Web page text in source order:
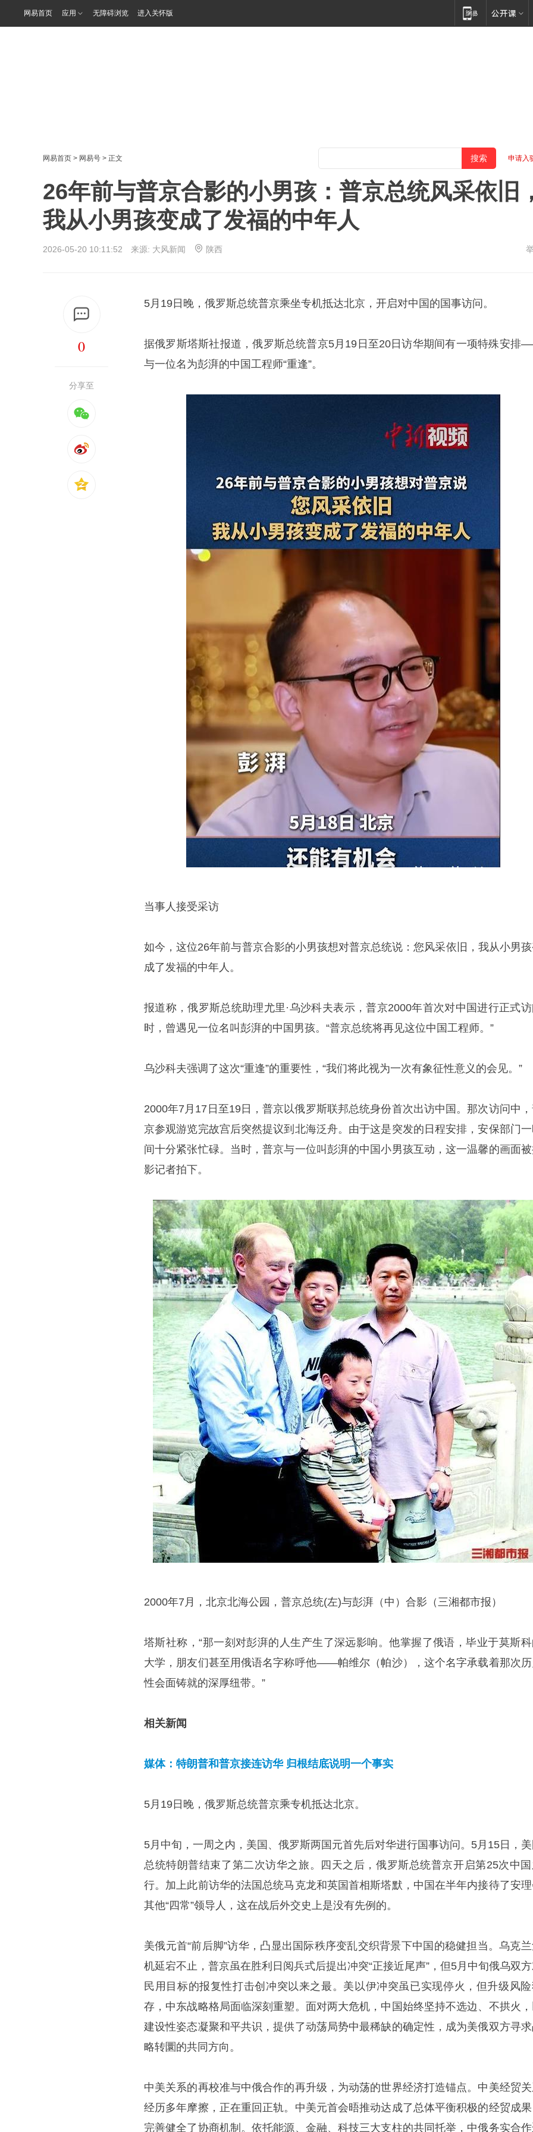
网易首页 应用 无障碍浏览 进入关怀版
网易首页 > 网易号 > 正文 申请入
26年前与普京合影的小男孩：普京总统风采依旧，
我从小男孩变成了发福的中年人
2026-05-20 10:11:52 来源: 大风新闻 陕西
0
分享至
5月19日晚，俄罗斯总统普京乘坐专机抵达北京，开启对中国的国事访问。
据俄罗斯塔斯社报道，俄罗斯总统普京5月19日至20日访华期间有一项特殊安排
与一位名为彭湃的中国工程师“重逢”。
当事人接受采访
如今，这位26年前与普京合影的小男孩想对普京总统说：您风采依旧，我从小男
成了发福的中年人。
报道称，俄罗斯总统助理尤里·乌沙科夫表示，普京2000年首次对中国进行正式访
时，曾遇见一位名叫彭湃的中国男孩。“普京总统将再见这位中国工程师。”
乌沙科夫强调了这次“重逢”的重要性，“我们将此视为一次有象征性意义的会见。”
2000年7月17日至19日，普京以俄罗斯联邦总统身份首次出访中国。那次访问中
京参观游览完故宫后突然提议到北海泛舟。由于这是突发的日程安排，安保部门
间十分紧张忙碌。当时，普京与一位叫彭湃的中国小男孩互动，这一温馨的画面
影记者拍下。
2000年7月，北京北海公园，普京总统(左)与彭湃（中）合影（三湘都市报）
塔斯社称，“那一刻对彭湃的人生产生了深远影响。他掌握了俄语，毕业于莫斯
大学，朋友们甚至用俄语名字称呼他——帕维尔（帕沙），这个名字承载着那次历
性会面铸就的深厚纽带。”
相关新闻
媒体：特朗普和普京接连访华 归根结底说明一个事实
5月19日晚，俄罗斯总统普京乘专机抵达北京。
5月中旬，一周之内，美国、俄罗斯两国元首先后对华进行国事访问。5月15日，美
总统特朗普结束了第二次访华之旅。四天之后，俄罗斯总统普京开启第25次中国
行。加上此前访华的法国总统马克龙和英国首相斯塔默，中国在半年内接待了安
其他“四常”领导人，这在战后外交史上是没有先例的。
美俄元首“前后脚”访华，凸显出国际秩序变乱交织背景下中国的稳健担当。乌克
机延宕不止，普京虽在胜利日阅兵式后提出冲突“正接近尾声”，但5月中旬俄乌双
民用目标的报复性打击创冲突以来之最。美以伊冲突虽已实现停火，但升级风
存，中东战略格局面临深刻重塑。面对两大危机，中国始终坚持不选边、不拱火
建设性姿态凝聚和平共识，提供了动荡局势中最稀缺的确定性，成为美俄双方寻
略转圜的共同方向。
中美关系的再校准与中俄合作的再升级，为动荡的世界经济打造锚点。中美经贸
经历多年摩擦，正在重回正轨。中美元首会晤推动达成了总体平衡积极的经贸成果
完善健全了协商机制。依托能源、金融、科技三大支柱的共同托举，中俄务实合